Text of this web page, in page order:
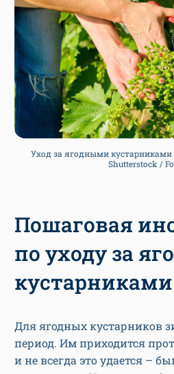
Уход за ягодными кустарниками
Shutterstock /
Пошаговая
по уходу за
Для ягодных кустарников
период. Им приходится
и не всегда это удается –